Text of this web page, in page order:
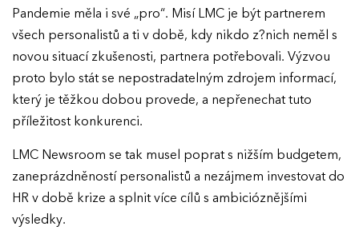
Pandemie měla i své „pro“. Misí LMC je být partnerem
všech personalistů a ti v době, kdy nikdo z?nich neměl s
novou situací zkušenosti, partnera potřebovali. Výzvou
proto bylo stát se nepostradatelným zdrojem informací,
který je těžkou dobou provede, a nepřenechat tuto
příležitost konkurenci.
LMC Newsroom se tak musel poprat s nižším budgetem,
zaneprázdněností personalistů a nezájmem investovat do
HR v době krize a splnit více cílů s ambicióznějšími
výsledky.